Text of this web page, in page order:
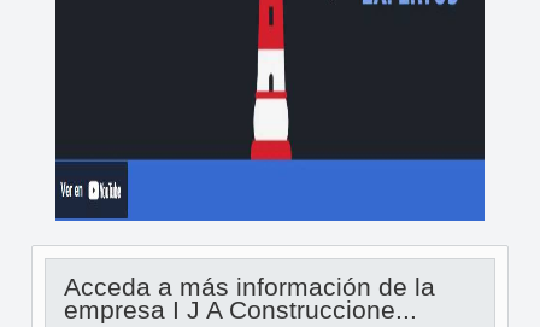
Acceda a más información de la
empresa I J A Construccione...